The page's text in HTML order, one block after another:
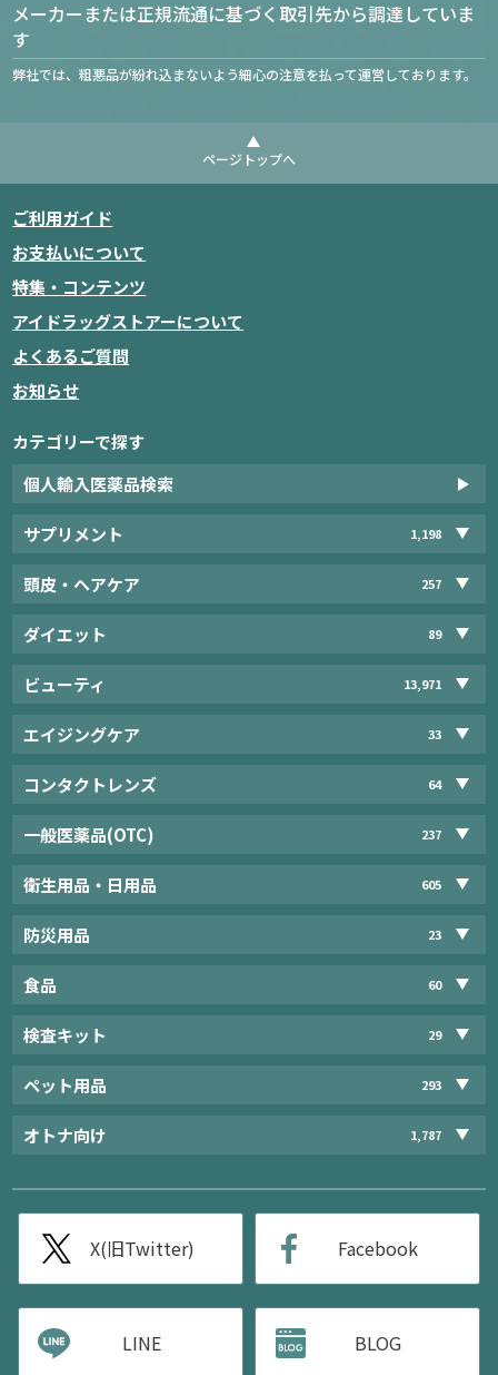
メーカーまたは正規流通に基づく取引先から調達していま
す
弊社では、粗悪品が紛れ込まないよう細心の注意を払って運営しております。
ページトップへ
ご利用ガイド
お支払いについて
特集・コンテンツ
アイドラッグストアーについて
よくあるご質問
お知らせ
カテゴリーで探す
個人輸入医薬品検索
サプリメント 1,198
頭皮・ヘアケア 257
ダイエット 89
ビューティ 13,971
エイジングケア 33
コンタクトレンズ 64
一般医薬品(OTC) 237
衛生用品・日用品 605
防災用品 23
食品 60
検査キット 29
ペット用品 293
オトナ向け 1,787
X(旧Twitter) Facebook
LINE BLOG